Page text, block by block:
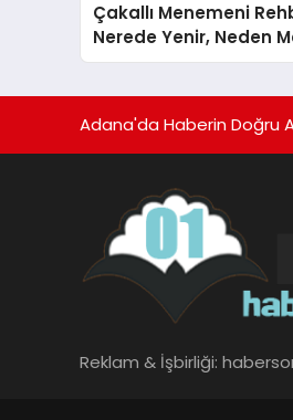
Çakallı Menemeni
Nerede Yenir, Neden
Nasıl Yapılır?
Adana'da Haberin Doğru
Reklam & İşbirliği: